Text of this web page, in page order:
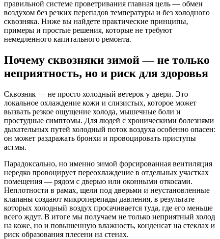
правильной системе проветривания главная цель — обмен
воздухом без резких перепадов температуры и без холодного
сквозняка. Ниже вы найдете практические принципы,
примеры и простые решения, которые не требуют
немедленного капитального ремонта.
Почему сквозняки зимой — не только
неприятность, но и риск для здоровья
Сквозняк — не просто холодный ветерок у двери. Это
локальное охлаждение кожи и слизистых, которое может
вызвать резкое ощущение холода, мышечные боли и
простудные симптомы. Для людей с хроническими болезнями
дыхательных путей холодный поток воздуха особенно опасен:
он может раздражать бронхи и провоцировать приступы
астмы.
Парадоксально, но именно зимой форсированная вентиляция
нередко провоцирует переохлаждение в отдельных участках
помещения — рядом с дверью или оконными откосами.
Неплотности в рамах, щели под дверьми и неустановленные
клапаны создают микроперепады давления, в результате
которых холодный воздух просачивается туда, где его меньше
всего ждут. В итоге мы получаем не только неприятный холод
на коже, но и повышенную влажность, конденсат на стеклах и
риск образования плесени на стенах.